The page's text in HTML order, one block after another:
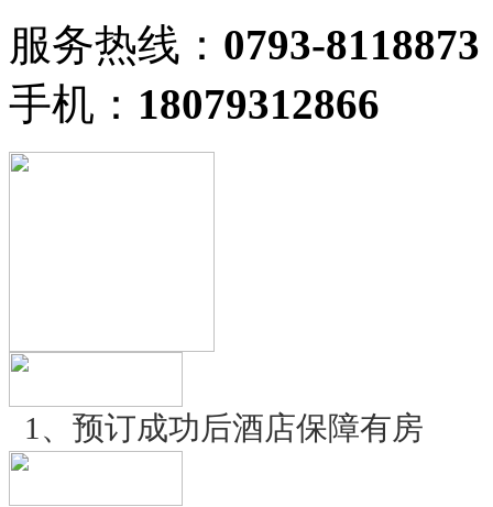
服务热线： 0793-8118873
手机： 18079312866
1、预订成功后酒店保障有房